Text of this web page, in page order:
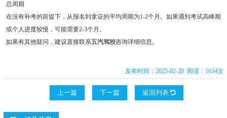
总周期
在没有补考的前提下，从报名到拿证的平均周期为1-2个月。如果遇到考试高峰期
或个人进度较慢，可能需要2-3个月。
如果有其他疑问，建议直接联系五汽驾校咨询详细信息。
发布时间：2025-02-20 阅读：1634次
上一篇 下一篇 返回列表